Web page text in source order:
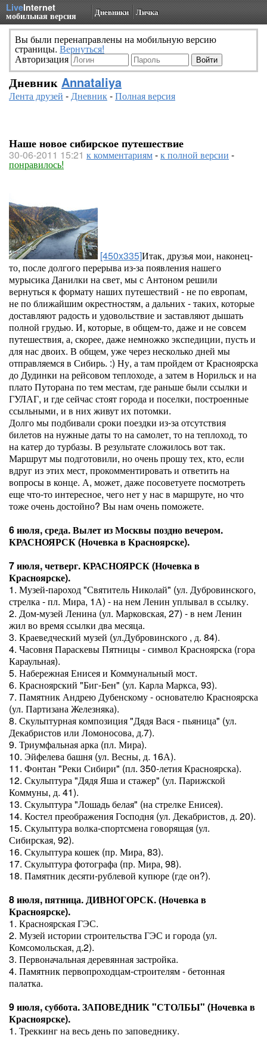
LiveInternet
мобильная версия Дневники Личка
Вы были перенаправлены на мобильную версию
страницы. Вернуться!
Авторизация
Дневник Annataliya
Лента друзей -Дневник-Полная версия
Наше новое сибирское путешествие
30-06-2011 15:21 к комментариям-к полной версии -
понравилось!
[450x335]Итак, друзья мои, наконец-
то, после долгого перерыва из-за появления нашего
мурысика Данилки на свет, мы с Антоном решили
вернуться к формату наших путешествий - не по европам,
не по ближайшим окрестностям, а дальних - таких, которые
доставляют радость и удовольствие и заставляют дышать
полной грудью. И, которые, в общем-то, даже и не совсем
путешествия, а, скорее, даже немножко экспедиции, пусть и
для нас двоих. В общем, уже через несколько дней мы
отправляемся в Сибирь. :) Ну, а там пройдем от Красноярска
до Дудинки на рейсовом теплоходе, а затем в Норильск и на
плато Путорана по тем местам, где раньше были ссылки и
ГУЛАГ, и где сейчас стоят города и поселки, построенные
ссыльными, и в них живут их потомки.
Долго мы подбивали сроки поездки из-за отсутствия
билетов на нужные даты то на самолет, то на теплоход, то
на катер до турбазы. В результате сложилось вот так.
Маршрут мы подготовили, но очень прошу тех, кто, если
вдруг из этих мест, прокомментировать и ответить на
вопросы в конце. А, может, даже посоветуете посмотреть
еще что-то интересное, чего нет у нас в маршруте, но что
тоже очень достойно? Вы нам очень поможете.
6 июля, среда. Вылет из Москвы поздно вечером.
КРАСНОЯРСК (Ночевка в Красноярске).
7 июля, четверг. КРАСНОЯРСК (Ночевка в
Красноярске).
1. Музей-пароход "Святитель Николай" (ул. Дубровинского,
стрелка - пл. Мира, 1А) - на нем Ленин уплывал в ссылку.
2. Дом-музей Ленина (ул. Марковская, 27) - в нем Ленин
жил во время ссылки два месяца.
3. Краеведческий музей (ул.Дубровинского , д. 84).
4. Часовня Параскевы Пятницы - символ Красноярска (гора
Караульная).
5. Набережная Енисея и Коммунальный мост.
6. Красноярский "Биг-Бен" (ул. Карла Маркса, 93).
7. Памятник Андрею Дубенскому - основателю Красноярска
(ул. Партизана Железняка).
8. Скульптурная композиция "Дядя Вася - пьяница" (ул.
Декабристов или Ломоносова, д.7).
9. Триумфальная арка (пл. Мира).
10. Эйфелева башня (ул. Весны, д. 16А).
11. Фонтан "Реки Сибири" (пл. 350-летия Красноярска).
12. Скульптура "Дядя Яша и стажер" (ул. Парижской
Коммуны, д. 41).
13. Скульптура "Лошадь белая" (на стрелке Енисея).
14. Костел преображения Господня (ул. Декабристов, д. 20).
15. Скульптура волка-спортсмена говорящая (ул.
Сибирская, 92).
16. Скульптура кошек (пр. Мира, 83).
17. Скульптура фотографа (пр. Мира, 98).
18. Памятник десяти-рублевой купюре (где он?).
8 июля, пятница. ДИВНОГОРСК. (Ночевка в
Красноярске).
1. Красноярская ГЭС.
2. Музей истории строительства ГЭС и города (ул.
Комсомольская, д.2).
3. Первоначальная деревянная застройка.
4. Памятник первопроходцам-строителям - бетонная
палатка.
9 июля, суббота. ЗАПОВЕДНИК "СТОЛБЫ" (Ночевка в
Красноярске).
1. Треккинг на весь день по заповеднику.